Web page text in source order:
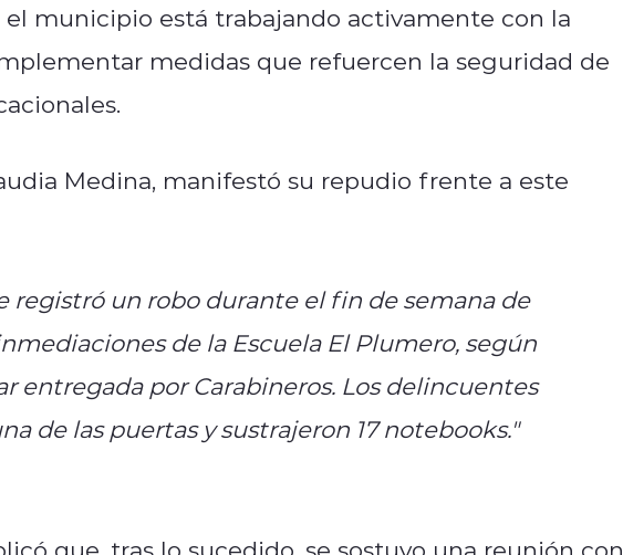
el municipio está trabajando activamente con la
medidas que refuercen la seguridad de
Medina, manifestó su repudio frente a este
registró un robo durante el fin de semana de
de la Escuela El Plumero, según
entregada por Carabineros. Los delincuentes
de las puertas y sustrajeron 17 notebooks."